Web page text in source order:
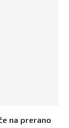
na prerano